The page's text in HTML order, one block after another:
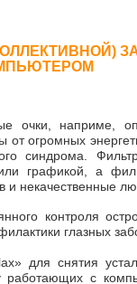
очки, наприме,
огромных
синдрома.
графикой, а
и некачественные
контроля
глазных
для снятия
работающих с